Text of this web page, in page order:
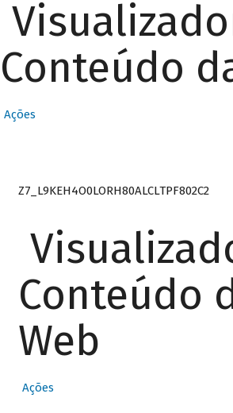
Conteúdo
Ações
Z7_L9KEH4O0LORH80ALCLTPF802C2
Conteúdo
Web
Ações